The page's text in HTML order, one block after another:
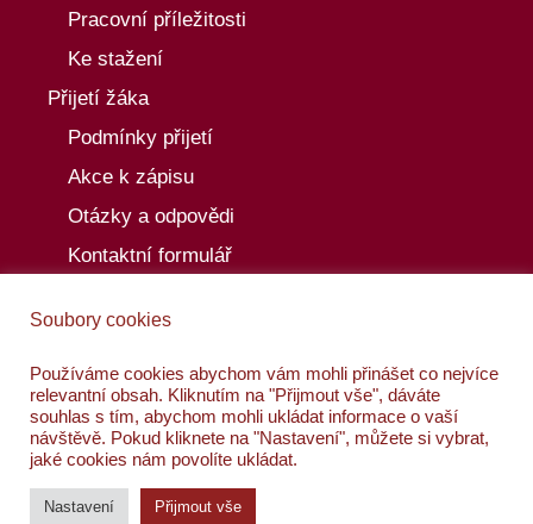
Pracovní příležitosti
Ke stažení
Přijetí žáka
Podmínky přijetí
Akce k zápisu
Otázky a odpovědi
Kontaktní formulář
Akce
Kalendář akcí
Kontakty
Soubory cookies
Používáme cookies abychom vám mohli přinášet co nejvíce
relevantní obsah. Kliknutím na "Přijmout vše", dáváte
souhlas s tím, abychom mohli ukládat informace o vaší
návštěvě. Pokud kliknete na "Nastavení", můžete si vybrat,
jaké cookies nám povolíte ukládat.
Nastavení Přijmout vše